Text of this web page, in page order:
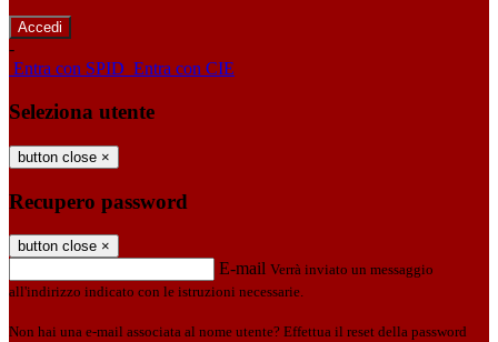
-
Entra con SPID Entra con CIE
Seleziona utente
button close ×
Recupero password
button close ×
E-mail Verrà inviato un messaggio
all'indirizzo indicato con le istruzioni necessarie.
Non hai una e-mail associata al nome utente? Effettua il reset della password